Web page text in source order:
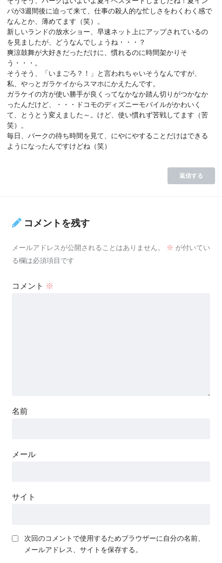
パが3週間後に迫って来て、仕事の殺人的な忙しさをわくわく感で
なんとか、薄めてます（笑）。
新しいランドの放水ショー、早速ネット上にアップされているの
を見ましたが、どうなんでしょうね・・・？
爽涼鼓舞が大好きだっただけに、慣れるのに時間架かりそ
う・・・。
そうそう、「いまごろ？！」と言われちゃいそうなんですが、
私、やっとガラケイからスマホにかえたんです。
ガラケイの方が使い勝手が良くってなかなか踏ん切りがつかなか
ったんだけど、・・・ドコモのディズニーモバイルがかわいく
て、とうとう変えました～。けど、使い慣れず苦戦してます（苦
笑）。
毎日、パークの待ち時間を見て、にやにやすることだけはできる
ようになったんですけどね（笑）
返信する
コメントを残す
メールアドレスが公開されることはありません。 ※ が付いてい
る欄は必須項目です
コメント ※
名前
メール
サイト
次回のコメントで使用するためブラウザーに自分の名前、
メールアドレス、サイトを保存する。